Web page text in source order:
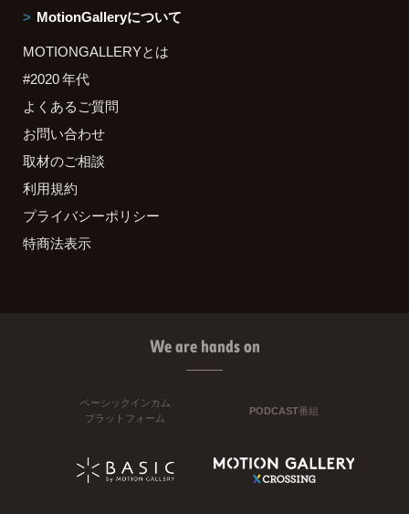
MotionGalleryについて
MOTIONGALLERYとは
#2020 年代
よくあるご質問
お問い合わせ
取材のご相談
利用規約
プライバシーポリシー
特商法表示
We are hands on
ベーシックインカム
プラットフォーム
PODCAST番組